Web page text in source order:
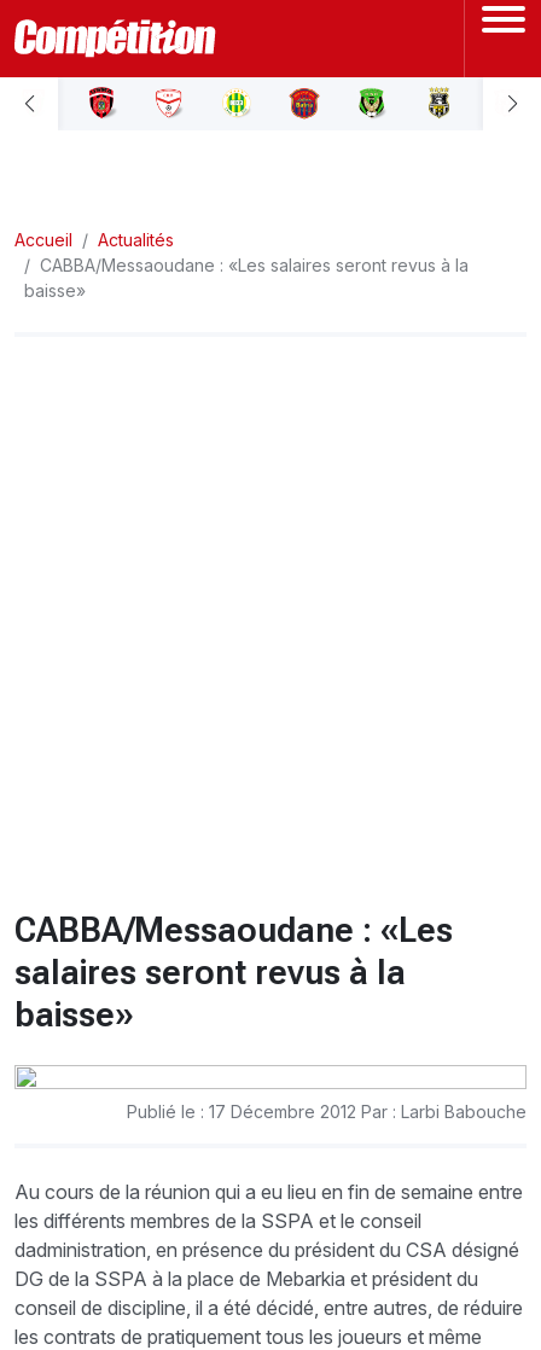
ACCUEIL
LIGUE 2
Accueil
Actualités
CABBA/Messaoudane : «Les salaires seront revus à la
baisse»
CABBA/Messaoudane : «Les
salaires seront revus à la
baisse»
Publié le : 17 Décembre 2012 Par : Larbi Babouche
Au cours de la réunion qui a eu lieu en fin de semaine entre
les différents membres de la SSPA et le conseil
dadministration, en présence du président du CSA désigné
DG de la SSPA à la place de Mebarkia et président du
conseil de discipline, il a été décidé, entre autres, de réduire
les contrats de pratiquement tous les joueurs et même